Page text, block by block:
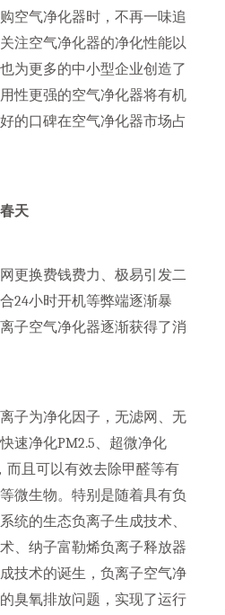
空气净化器时，不再一味追
注空气净化器的净化性能以
为更多的中小型企业创造了
性更强的空气净化器将有机
的口碑在空气净化器市场占
天
更换费钱费力、极易引发二
24小时开机等弊端逐渐暴
子空气净化器逐渐获得了消
子为净化因子，无滤网、无
速净化PM2.5、超微净化
而且可以有效去除甲醛等有
微生物。特别是随着具有负
统的生态负离子生成技术、
、纳子富勒烯负离子释放器
技术的诞生，负离子空气净
臭氧排放问题，实现了运行